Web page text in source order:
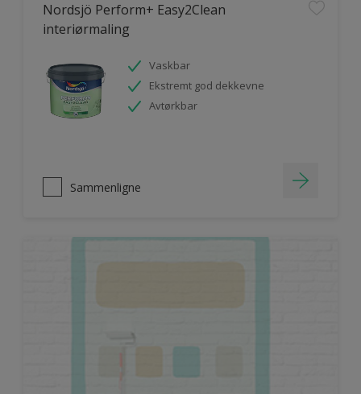
Nordsjö Perform+ Easy2Clean
interiørmaling
Vaskbar
Ekstremt god dekkevne
Avtørkbar
Sammenligne